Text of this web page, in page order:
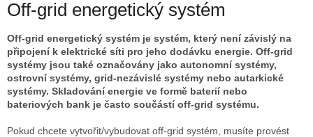
Off-grid energetický systém
Off-grid energetický systém je systém, který není závislý na
připojení k elektrické síti pro jeho dodávku energie. Off-grid
systémy jsou také označovány jako autonomní systémy,
ostrovní systémy, grid-nezávislé systémy nebo autarkické
systémy. Skladování energie ve formě baterií nebo
bateriových bank je často součástí off-grid systému.
Pokud chcete vytvořit/vybudovat off-grid systém, musíte provést